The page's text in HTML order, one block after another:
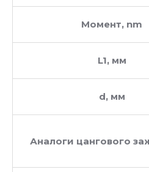
Момент, nm
L1, мм
d, мм
Аналоги цангового